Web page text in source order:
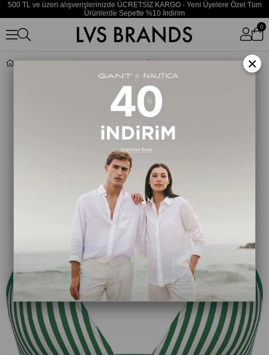
500 TL ve üzeri alışverişlerinizde ÜCRETSİZ KARGO - Yeni Üyelere Özel Tüm
Ürünlerde Sepette %10 İndirim
0
×